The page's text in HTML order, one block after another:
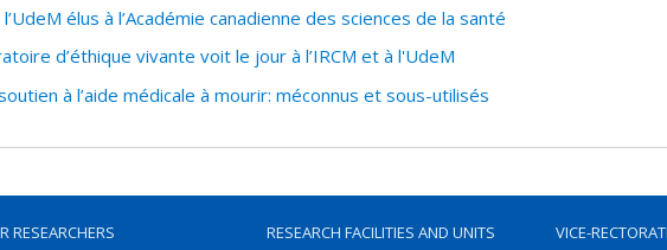
élus à l’Académie canadienne des sciences de la santé
d’éthique vivante voit le jour à l’IRCM et à l'UdeM
à l’aide médicale à mourir: méconnus et sous-utilisés
RESEARCHERS RESEARCH FACILITIES AND UNITS VICE-